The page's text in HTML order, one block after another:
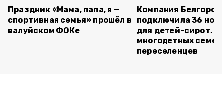
Праздник «Мама, папа, я —
спортивная семья» прошёл в
валуйском ФОКе
Компания
подключила 36
для детей-сирот,
многодетных
переселенцев